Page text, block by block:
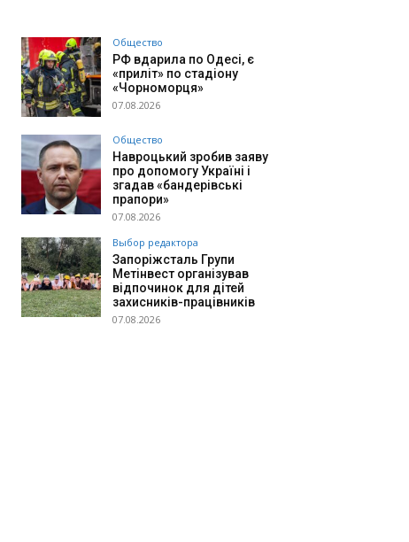
Общество
РФ вдарила по Одесі, є
«приліт» по стадіону
«Чорноморця»
07.08.2026
Общество
Навроцький зробив заяву
про допомогу Україні і
згадав «бандерівські
прапори»
07.08.2026
Выбор редактора
Запоріжсталь Групи
Метінвест організував
відпочинок для дітей
захисників-працівників
07.08.2026